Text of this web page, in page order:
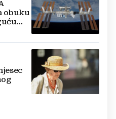
obuku